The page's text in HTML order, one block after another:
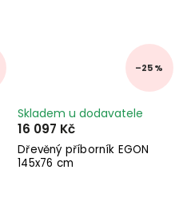
–25 %
Dřevěný příborník EGON
145x76 cm
Skladem u dodavatele
16 097 Kč